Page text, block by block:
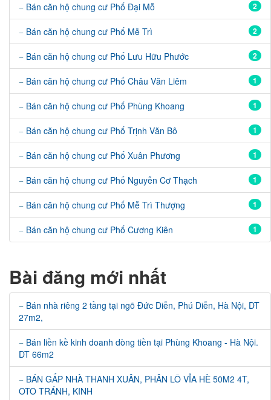
2
Bán căn hộ chung cư Phố Đại Mỗ
2
Bán căn hộ chung cư Phố Mễ Trì
2
Bán căn hộ chung cư Phố Lưu Hữu Phước
1
Bán căn hộ chung cư Phố Châu Văn Liêm
1
Bán căn hộ chung cư Phố Phùng Khoang
1
Bán căn hộ chung cư Phố Trịnh Văn Bô
1
Bán căn hộ chung cư Phố Xuân Phương
1
Bán căn hộ chung cư Phố Nguyễn Cơ Thạch
1
Bán căn hộ chung cư Phố Mễ Trì Thượng
1
Bán căn hộ chung cư Phố Cương Kiên
Bài đăng mới nhất
Bán nhà riêng 2 tầng tại ngõ Đức Diễn, Phú Diễn, Hà Nội, DT
27m2,
Bán liền kề kinh doanh dòng tiền tại Phùng Khoang - Hà Nội.
DT 66m2
BÁN GẤP NHÀ THANH XUÂN, PHÂN LÔ VỈA HÈ 50M2 4T,
OTO TRÁNH, KINH